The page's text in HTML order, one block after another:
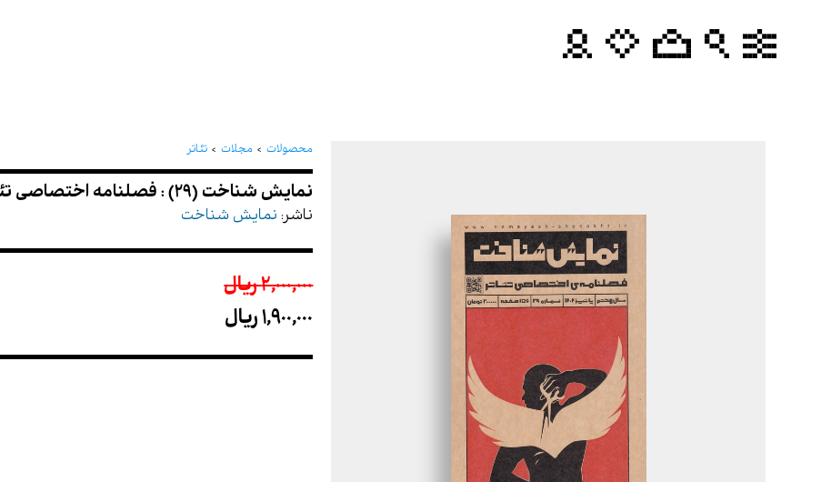
محصولات مجلات تئاتر
ناشر: نمایش شناخت
2,000,000 ريال
1,900,000 ريال